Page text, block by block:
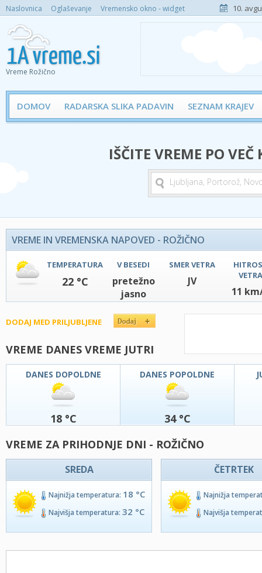
Naslovnica Oglaševanje Vremensko okno - widget 10.
Vreme Rožično
DOMOV RADARSKA SLIKA PADAVIN SEZNAM KRAJEV
IŠČITE VREME PO
VREME IN VREMENSKA NAPOVED - ROŽIČNO
TEMPERATURA
22 °C
V BESEDI
pretežno
jasno
SMER VETRA
JV
VETRA
11
DODAJ MED PRILJUBLJENE
VREME DANES VREME JUTRI
DANES DOPOLDNE
18 °C
DANES POPOLDNE
34 °C
VREME ZA PRIHODNJE DNI - ROŽIČNO
SREDA
Najnižja temperatura: 18 °C
Najvišja temperatura: 32 °C
ČETRTEK
Najnižja
Najvišja